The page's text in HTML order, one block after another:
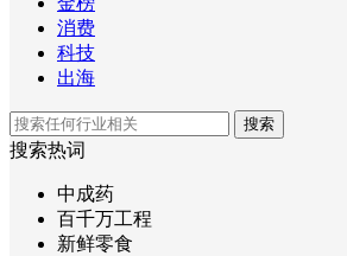
消费
科技
出海
搜索
搜索热词
中成药
百千万工程
新鲜零食